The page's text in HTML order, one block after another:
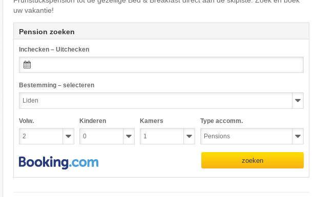
uw vakantie!
Pension zoeken
Inchecken – Uitchecken
Bestemming – selecteren
Volw. Kinderen Kamers Type accomm.
zoeken